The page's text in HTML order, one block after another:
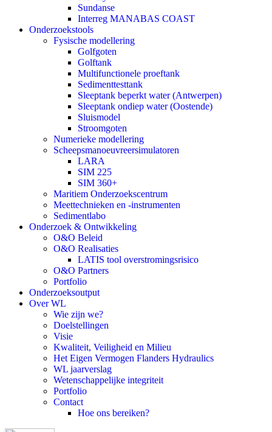
Sundanse
Interreg MANABAS COAST
Onderzoekstools
Fysische modellering
Golfgoten
Golftank
Multifunctionele proeftank
Sedimenttesttank
Sleeptank beperkt water (Antwerpen)
Sleeptank ondiep water (Oostende)
Sluismodel
Stroomgoten
Numerieke modellering
Scheepsmanoeuvreersimulatoren
LARA
SIM 225
SIM 360+
Maritiem Onderzoekscentrum
Meettechnieken en -instrumenten
Sedimentlabo
Onderzoek & Ontwikkeling
O&O Beleid
O&O Realisaties
LATIS tool overstromingsrisico
O&O Partners
Portfolio
Onderzoeksoutput
Over WL
Wie zijn we?
Doelstellingen
Visie
Kwaliteit, Veiligheid en Milieu
Het Eigen Vermogen Flanders Hydraulics
WL jaarverslag
Wetenschappelijke integriteit
Portfolio
Contact
Hoe ons bereiken?